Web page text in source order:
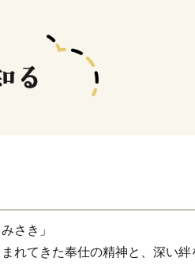
さき」
れてきた奉仕の精神と、深い絆